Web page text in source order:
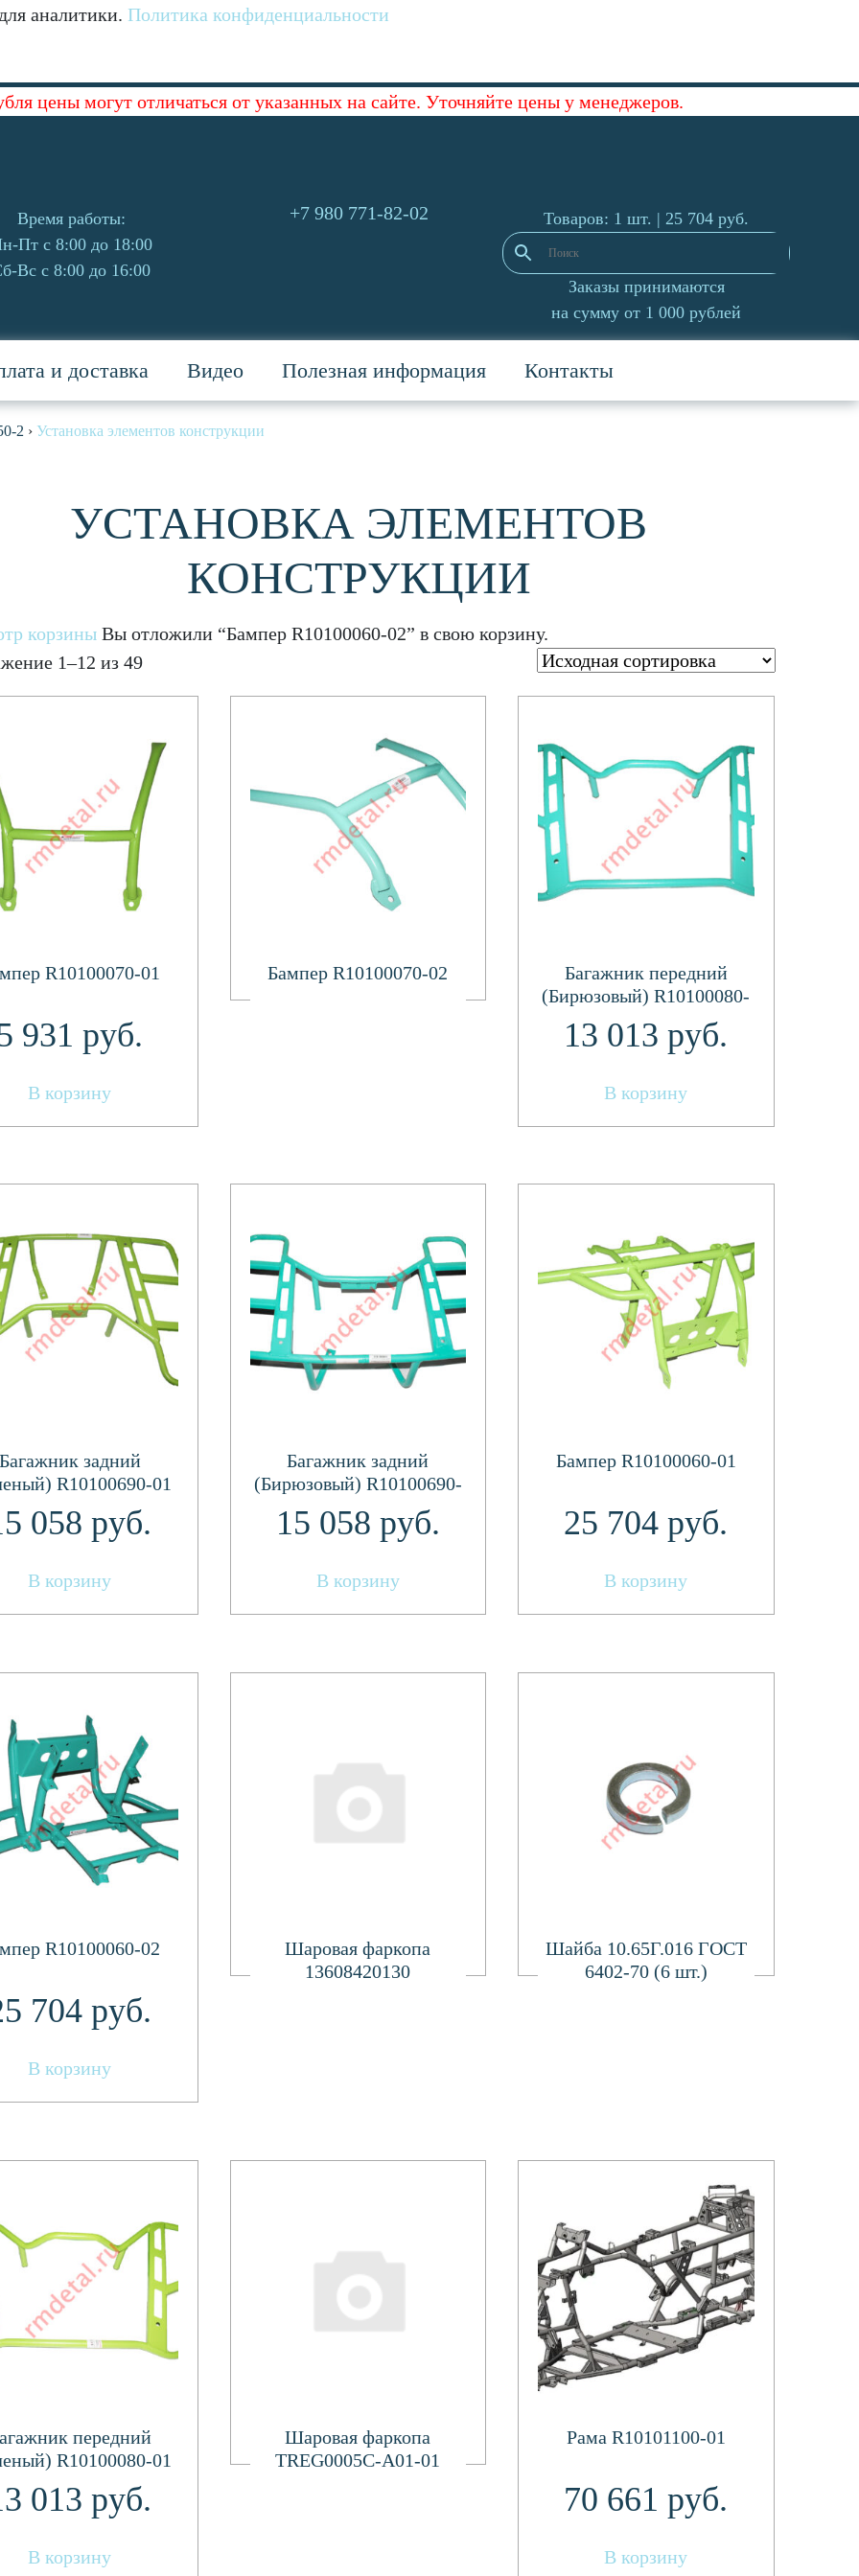
аналитики. Политика конфиденциальности
цены могут отличаться от указанных на сайте. Уточняйте цены у менеджеров.
Время работы:
Пт с 8:00 до 18:00
Вс с 8:00 до 16:00
+7 980 771-82-02 Товаров: 1 шт. | 25 704 руб.
Заказы принимаются
на сумму от 1 000 рублей
и доставка Видео Полезная информация Контакты
2 › Установка элементов конструкции
УСТАНОВКА ЭЛЕМЕНТОВ
КОНСТРУКЦИИ
корзины Вы отложили “Бампер R10100060-02” в свою корзину.
1–12 из 49
R10100070-01
931 руб.
В корзину
Бампер R10100070-02
Подробнее
Багажник передний
(Бирюзовый) R10100080-
02
13 013 руб.
В корзину
задний
R10100690-01
058 руб.
В корзину
Багажник задний
(Бирюзовый) R10100690-
02
15 058 руб.
В корзину
Бампер R10100060-01
25 704 руб.
В корзину
R10100060-02
704 руб.
В корзину
Шаровая фаркопа
13608420130
Подробнее
Шайба 10.65Г.016 ГОСТ
6402-70 (6 шт.)
Подробнее
передний
R10100080-01
013 руб.
В корзину
Шаровая фаркопа
TREG0005C-A01-01
Подробнее Рама R10101100-01
70 661 руб.
В корзину